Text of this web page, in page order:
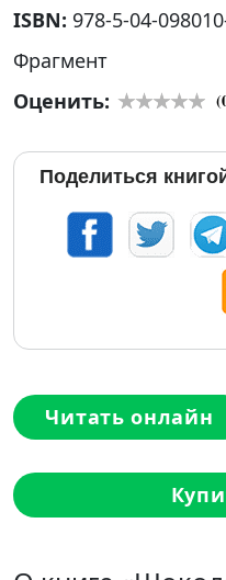
ISBN: 978-5-04-
Фрагмент
Оценить:
(
Поделиться
Читать онлайн